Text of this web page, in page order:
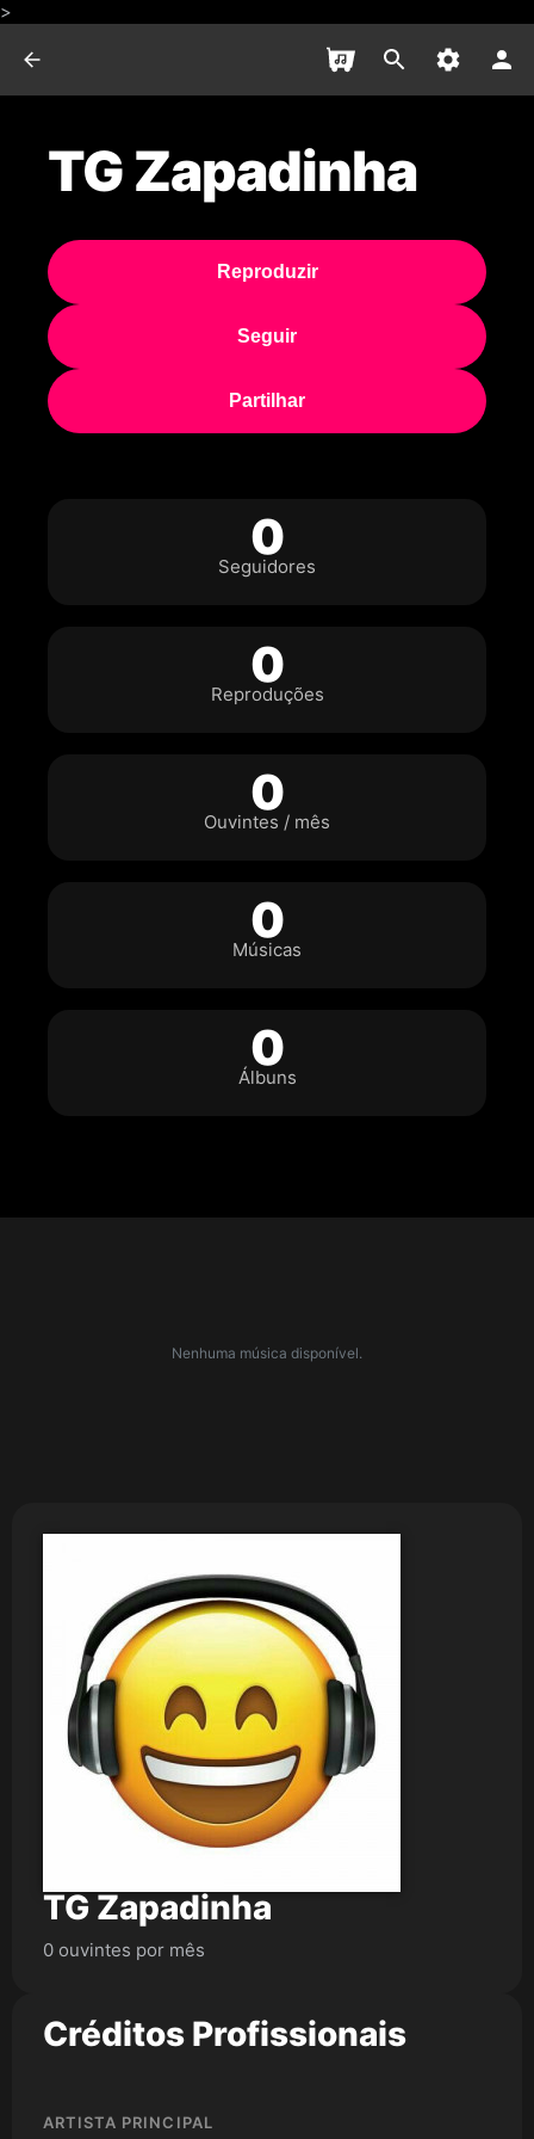
>
TG Zapadinha
Reproduzir
Seguir
Partilhar
0
Seguidores
0
Reproduções
0
Ouvintes / mês
0
Músicas
0
Álbuns
Nenhuma música disponível.
TG Zapadinha
0 ouvintes por mês
Créditos Profissionais
ARTISTA PRINCIPAL